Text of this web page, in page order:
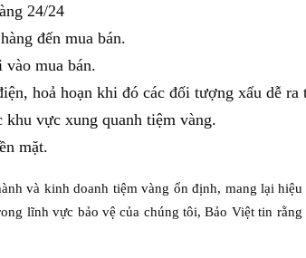
24/24
đến mua bán.
mua bán.
hoả hoạn khi đó các đối tượng xấu dễ ra
khu vực xung quanh tiệm vàng.
mặt.
và kinh doanh tiệm vàng ổn định, mang lại hiệu
lĩnh vực bảo vệ của chúng tôi, Bảo Việt tin